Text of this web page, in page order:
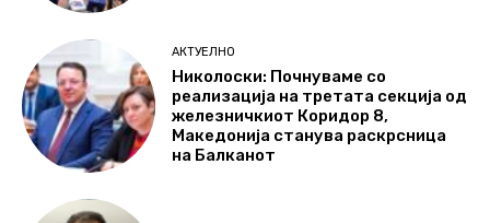
АКТУЕЛНО
Николоски: Почнуваме со
реализација на третата секција од
железничкиот Коридор 8,
Македонија станува раскрсница
на Балканот